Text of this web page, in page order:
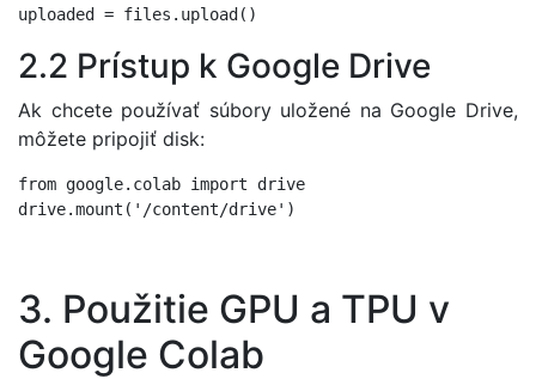
2.2 Prístup k Google Drive
Ak chcete používať súbory uložené na Google Drive,
môžete pripojiť disk:
from google.colab import drive
3. Použitie GPU a TPU v
Google Colab